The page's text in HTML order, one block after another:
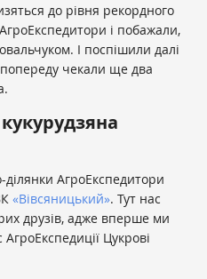
до рівня рекордного
і побажали,
І поспішили далі
чекали ще два
ділянки АгроЕкспедитори
«Вівсяницький». Тут нас
друзів, адже вперше ми
Цукрові